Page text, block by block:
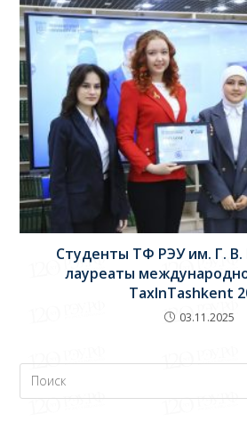
Студенты ТФ РЭУ им. Г.
лауреаты
TaxInTashkent
03.11.2025